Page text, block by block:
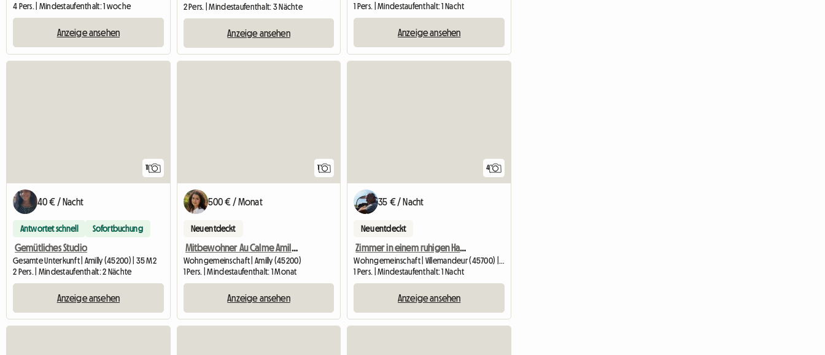
4 Pers. | Mindestaufenthalt: 1 woche
Anzeige ansehen
2 Pers. | Mindestaufenthalt: 3 Nächte
Anzeige ansehen
1 Pers. | Mindestaufenthalt: 1 Nacht
Anzeige ansehen
11
40 € / Nacht
Antwortet schnell Sofortbuchung
Gemütliches Studio
Gesamte Unterkunft | Amilly (45200) | 35 M2
2 Pers. | Mindestaufenthalt: 2 Nächte
Anzeige ansehen
1
500 € / Monat
Neu entdeckt
Mitbewohner Au Calme Amilly Stade
Wohngemeinschaft | Amilly (45200)
1 Pers. | Mindestaufenthalt: 1 Monat
Anzeige ansehen
4
35 € / Nacht
Neu entdeckt
Zimmer in einem ruhigen Haus in Villemandeur. (Gartenebene)
1 Pers. | Mindestaufenthalt: 1 Nacht
Anzeige ansehen